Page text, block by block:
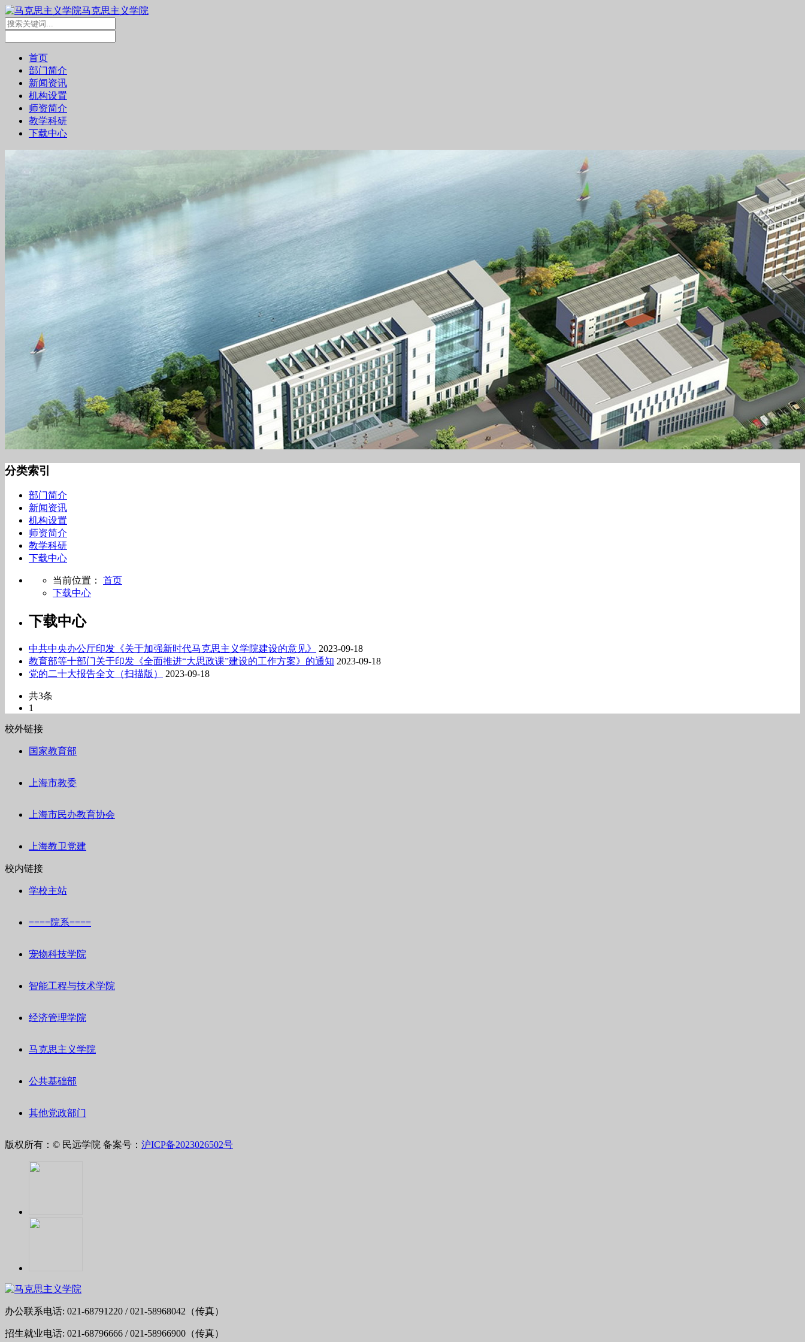
马克思主义学院
首页
部门简介
新闻资讯
机构设置
师资简介
教学科研
下载中心
分类索引
部门简介
新闻资讯
机构设置
师资简介
教学科研
下载中心
当前位置： 首页
下载中心
下载中心
中共中央办公厅印发《关于加强新时代马克思主义学院建设的意见》
2023-09-18
教育部等十部门关于印发《全面推进“大思政课”建设的工作方案》的通知 2023-09-18
党的二十大报告全文（扫描版）
2023-09-18
共3条
1
校外链接
国家教育部
上海市教委
上海市民办教育协会
上海教卫党建
校内链接
学校主站
====院系====
宠物科技学院
智能工程与技术学院
经济管理学院
马克思主义学院
公共基础部
其他党政部门
版权所有：© 民远学院 备案号： 沪ICP备2023026502号
办公联系电话: 021-68791220 / 021-58968042（传真）
招生就业电话: 021-68796666 / 021-58966900（传真）